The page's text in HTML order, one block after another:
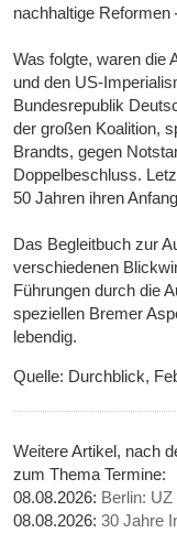
nachhaltige
Was folgte, waren die
und den US-
Bundesrepublik
der großen Koalition,
Brandts, gegen
Doppelbeschluss.
50 Jahren ihren
Das Begleitbuch zur
verschiedenen
Führungen durch die
speziellen Bremer
lebendig.
Quelle: Durchblick,
Weitere Artikel, nach
zum Thema Termine:
08.08.2026: Berlin:
08.08.2026:30 Jahre